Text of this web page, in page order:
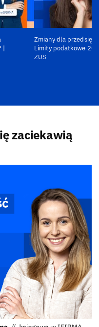
|
Zmiany dla
Limity podatkowe
ZUS
zaciekawią